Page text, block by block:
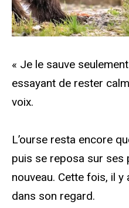
« Je le sauve
essayant de rester
voix.
L’ourse resta encore
puis se reposa sur ses
nouveau. Cette fois, il
dans son regard.